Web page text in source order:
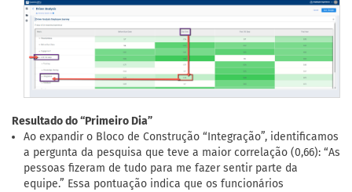
Resultado do “Primeiro Dia”
Ao expandir o Bloco de Construção “Integração”, identificamos
a pergunta da pesquisa que teve a maior correlação (0,66): “As
pessoas fizeram de tudo para me fazer sentir parte da
equipe.” Essa pontuação indica que os funcionários